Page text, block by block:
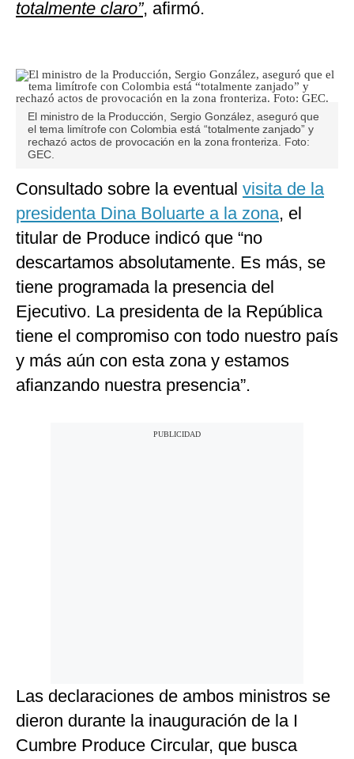
totalmente claro”, afirmó.
El ministro de la Producción, Sergio González, aseguró que
el tema limítrofe con Colombia está “totalmente zanjado” y
rechazó actos de provocación en la zona fronteriza. Foto:
GEC.
Consultado sobre la eventual visita de la
presidenta Dina Boluarte a la zona, el
titular de Produce indicó que “no
descartamos absolutamente. Es más, se
tiene programada la presencia del
Ejecutivo. La presidenta de la República
tiene el compromiso con todo nuestro país
y más aún con esta zona y estamos
afianzando nuestra presencia”.
Las declaraciones de ambos ministros se
dieron durante la inauguración de la I
Cumbre Produce Circular, que busca